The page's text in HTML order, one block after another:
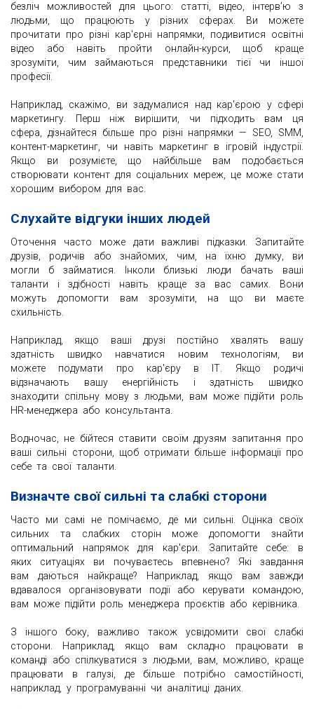
безліч можливостей для цього: статті, відео, інтерв’ю з
людьми, що працюють у різних сферах. Ви можете
прочитати про різні кар'єрні напрямки, подивитися освітні
відео або навіть пройти онлайн-курси, щоб краще
зрозуміти, чим займаються представники тієї чи іншої
професії.
Наприклад, скажімо, ви задумалися над кар'єрою у сфері
маркетингу. Перш ніж вирішити, чи підходить вам ця
сфера, дізнайтеся більше про різні напрямки — SEO, SMM,
контент-маркетинг, чи навіть маркетинг в ігровій індустрії.
Якщо ви розумієте, що найбільше вам подобається
створювати контент для соціальних мереж, це може стати
хорошим вибором для вас.
Слухайте відгуки інших людей
Оточення часто може дати важливі підказки. Запитайте
друзів, родичів або знайомих, чим, на їхню думку, ви
могли б займатися. Інколи близькі люди бачать ваші
таланти і здібності навіть краще за вас самих. Вони
можуть допомогти вам зрозуміти, на що ви маєте
схильність.
Наприклад, якщо ваші друзі постійно хвалять вашу
здатність швидко навчатися новим технологіям, ви
можете подумати про кар'єру в ІТ. Якщо родичі
відзначають вашу енергійність і здатність швидко
знаходити спільну мову з людьми, вам може підійти роль
HR-менеджера або консультанта.
Водночас, не бійтеся ставити своїм друзям запитання про
ваші сильні сторони, щоб отримати більше інформації про
себе та свої таланти.
Визначте свої сильні та слабкі сторони
Часто ми самі не помічаємо, де ми сильні. Оцінка своїх
сильних та слабких сторін може допомогти знайти
оптимальний напрямок для кар'єри. Запитайте себе: в
яких ситуаціях ви почуваєтесь впевнено? Які завдання
вам даються найкраще? Наприклад, якщо вам завжди
вдавалося організовувати події або керувати командою,
вам може підійти роль менеджера проєктів або керівника.
З іншого боку, важливо також усвідомити свої слабкі
сторони. Наприклад, якщо вам складно працювати в
команді або спілкуватися з людьми, вам, можливо, краще
працювати в галузі, де більше потрібно самостійності,
наприклад, у програмуванні чи аналітиці даних.